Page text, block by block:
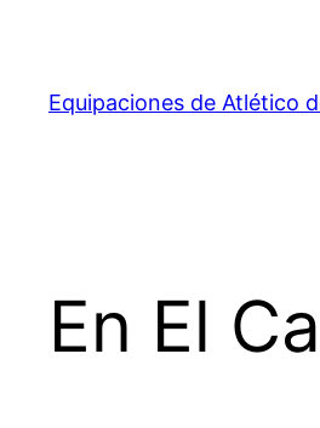
contenido
Equipaciones de Atlético
En El